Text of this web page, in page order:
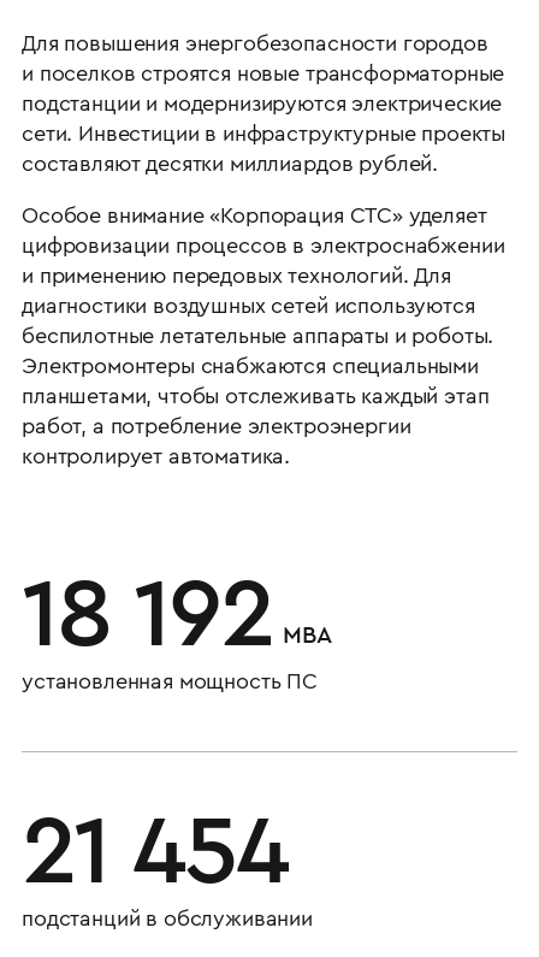
Для повышения энергобезопасности городов
и поселков строятся новые трансформаторные
подстанции и модернизируются электрические
сети. Инвестиции в инфраструктурные проекты
составляют десятки миллиардов рублей.
Особое внимание «Корпорация СТС» уделяет
цифровизации процессов в электроснабжении
и применению передовых технологий. Для
диагностики воздушных сетей используются
беспилотные летательные аппараты и роботы.
Электромонтеры снабжаются специальными
планшетами, чтобы отслеживать каждый этап
работ, а потребление электроэнергии
контролирует автоматика.
18 192 МВА
установленная мощность ПС
21 454
подстанций в обслуживании